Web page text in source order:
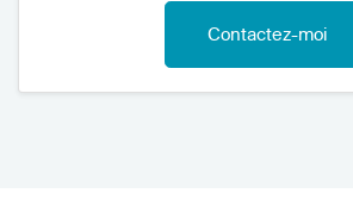
Contactez-moi